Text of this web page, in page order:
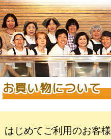
お買い物について
はじめてご利用のお客様